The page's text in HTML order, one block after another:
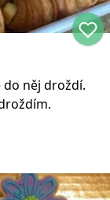
něj droždí.